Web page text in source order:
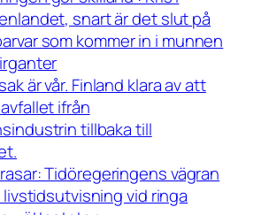
snart är det slut på
som kommer in i munnen
är vår. Finland klara av att
ifrån
tillbaka till
Tidöregeringens vägran
vid ringa